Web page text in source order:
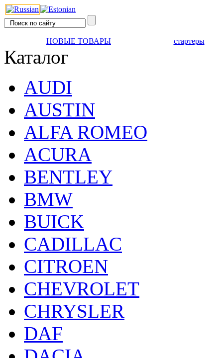
НОВЫЕ ТОВАРЫ стартеры
Каталог
AUDI
AUSTIN
ALFA ROMEO
ACURA
BENTLEY
BMW
BUICK
CADILLAC
CITROEN
CHEVROLET
CHRYSLER
DAF